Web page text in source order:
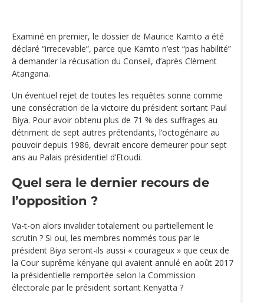
Examiné en premier, le dossier de Maurice Kamto a été
déclaré “irrecevable”, parce que Kamto n’est “pas habilité”
à demander la récusation du Conseil, d’après Clément
Atangana.
Un éventuel rejet de toutes les requêtes sonne comme
une consécration de la victoire du président sortant Paul
Biya. Pour avoir obtenu plus de 71 % des suffrages au
détriment de sept autres prétendants, l’octogénaire au
pouvoir depuis 1986, devrait encore demeurer pour sept
ans au Palais présidentiel d’Etoudi.
Quel sera le dernier recours de
l’opposition ?
Va-t-on alors invalider totalement ou partiellement le
scrutin ? Si oui, les membres nommés tous par le
président Biya seront-ils aussi « courageux » que ceux de
la Cour suprême kényane qui avaient annulé en août 2017
la présidentielle remportée selon la Commission
électorale par le président sortant Kenyatta ?